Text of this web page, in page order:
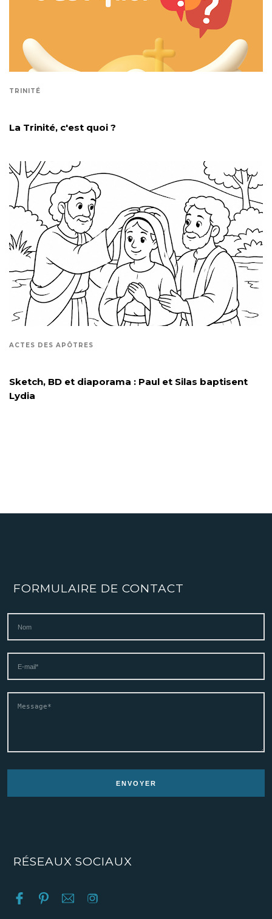
TRINITÉ
La Trinité, c'est quoi ?
ACTES DES APÔTRES
Sketch, BD et diaporama : Paul et Silas baptisent
Lydia
FORMULAIRE DE CONTACT
RÉSEAUX SOCIAUX